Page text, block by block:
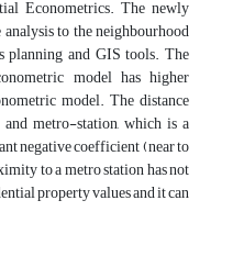
Econometrics. The newly
to the neighbourhood
planning and GIS tools. The
model has higher
model. The distance
metro-station, which is a
negative coefficient (near to
to a metro station has not
property values and it can